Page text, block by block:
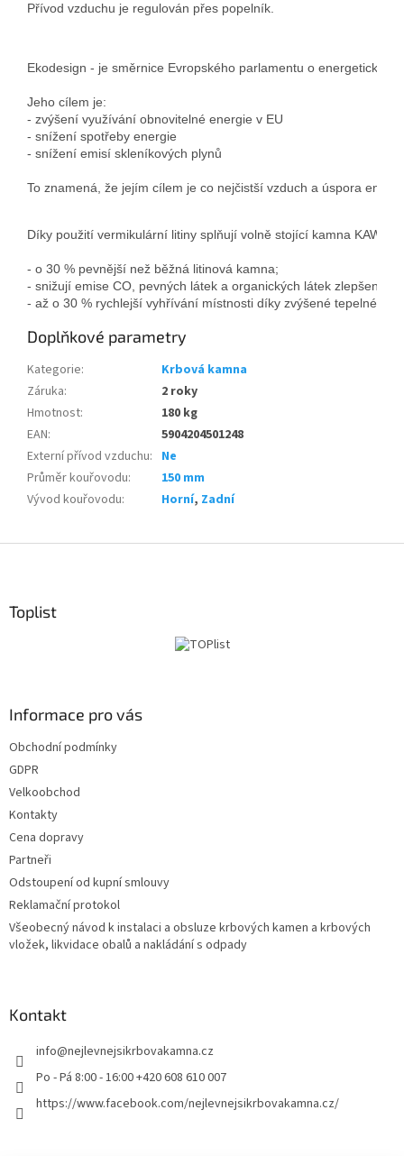
Přívod vzduchu je regulován přes popelník.
Ekodesign - je směrnice Evropského parlamentu o
Jeho cílem je:
- zvýšení využívání obnovitelné energie v EU
- snížení spotřeby energie
To znamená, že jejím cílem je co nejčistší vzduch a úspora
Díky použití vermikulární litiny splňují volně stojící kamna
- o 30 % pevnější než běžná litinová kamna;
- snižují emise CO, pevných látek a organických látek
- až o 30 % rychlejší vyhřívání místnosti díky zvýšené tepelné
Doplňkové parametry
Kategorie:
Krbová kamna
Záruka:
2 roky
Hmotnost:
180 kg
EAN:
5904204501248
Externí přívod vzduchu: Ne
Průměr kouřovodu:
150 mm
Vývod kouřovodu: Horní, Zadní
Toplist
Informace pro vás
Obchodní podmínky
GDPR
Velkoobchod
Kontakty
Cena dopravy
Partneři
Odstoupení od kupní smlouvy
Reklamační protokol
Všeobecný návod k instalaci a obsluze krbových kamen a krbových
vložek, likvidace obalů a nakládání s odpady
Kontakt
info@nejlevnejsikrbovakamna.cz
Po - Pá 8:00 - 16:00 +420 608 610 007
https://www.facebook.com/nejlevnejsikrbovakamna.cz/